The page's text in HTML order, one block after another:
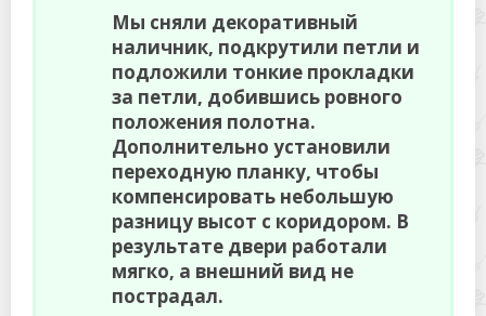
Мы сняли декоративный
наличник, подкрутили петли и
подложили тонкие прокладки
за петли, добившись ровного
положения полотна.
Дополнительно установили
переходную планку, чтобы
компенсировать небольшую
разницу высот с коридором. В
результате двери работали
мягко, а внешний вид не
пострадал.